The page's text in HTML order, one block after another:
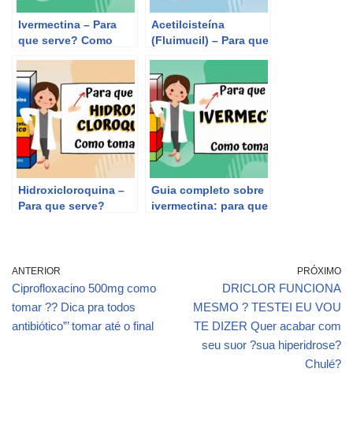
Ivermectina – Para
que serve? Como
ILUSTRADA
Acetilcisteína
(Fluimucil) – Para que
BULA ILUSTRADA
Hidroxicloroquina –
Para que serve?
Guia completo sobre
ivermectina: para que
ANTERIOR
Ciprofloxacino 500mg como
tomar ?? Dica pra todos
antibiótico”’ tomar até o final
PRÓXIMO
DRICLOR FUNCIONA
MESMO ? TESTEI EU VOU
TE DIZER Quer acabar com
seu suor ?sua hiperidrose?
Chulé?